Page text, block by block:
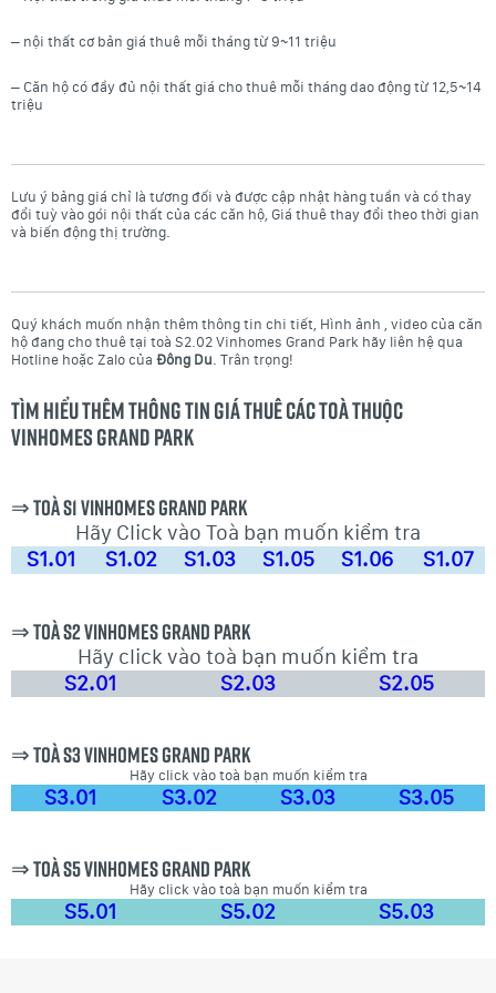
– nội thất cơ bản giá thuê mỗi tháng từ 9~11 triệu
– Căn hộ có đầy đủ nội thất giá cho thuê mỗi tháng dao động từ 12,5~14
triệu
Lưu ý bảng giá chỉ là tương đối và được cập nhật hàng tuần và có thay
đổi tuỳ vào gói nội thất của các căn hộ, Giá thuê thay đổi theo thời gian
và biến động thị trường.
Quý khách muốn nhận thêm thông tin chi tiết, Hình ảnh , video của căn
hộ đang cho thuê tại toà S2.02 Vinhomes Grand Park hãy liên hệ qua
Hotline hoặc Zalo của Đông Du. Trân trọng!
Tìm hiểu thêm thông tin giá thuê các toà thuộc
Vinhomes Grand Park
⇒ Toà S1 Vinhomes Grand Park
Hãy Click vào Toà bạn muốn kiểm tra
S1.01
S1.02 S1.03 S1.05 S1.06 S1.07
⇒ Toà S2 Vinhomes Grand Park
Hãy click vào toà bạn muốn kiểm tra
S2.01
S2.03 S2.05
⇒ Toà S3 Vinhomes Grand Park
Hãy click vào toà bạn muốn kiểm tra
S3.01 S3.02 S3.03 S3.05
⇒ Toà S5 Vinhomes Grand Park
Hãy click vào toà bạn muốn kiểm tra
S5.01 S5.02 S5.03